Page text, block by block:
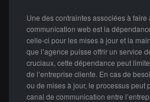
Une des contraintes associées à
communication web est la
celle-ci pour les mises à jour et la
que l’agence puisse offrir un service
cruciaux, cette dépendance peut
de l’entreprise cliente. En cas de
ou de mises à jour, le processus peut
canal de communication entre